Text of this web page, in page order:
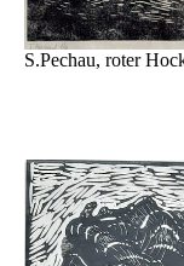
S.Pechau, roter